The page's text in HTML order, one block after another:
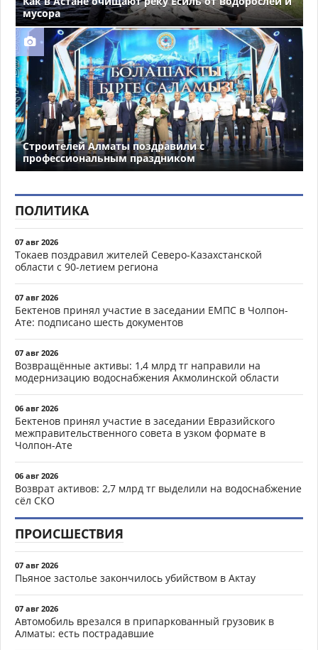
мусора
Строителей Алматы поздравили с
профессиональным праздником
ПОЛИТИКА
07 авг 2026
Токаев поздравил жителей Северо-Казахстанской
области с 90-летием региона
07 авг 2026
Бектенов принял участие в заседании ЕМПС в Чолпон-
Ате: подписано шесть документов
07 авг 2026
Возвращённые активы: 1,4 млрд тг направили на
модернизацию водоснабжения Акмолинской области
06 авг 2026
Бектенов принял участие в заседании Евразийского
межправительственного совета в узком формате в
Чолпон-Ате
06 авг 2026
Возврат активов: 2,7 млрд тг выделили на водоснабжение
сёл СКО
ПРОИСШЕСТВИЯ
07 авг 2026
Пьяное застолье закончилось убийством в Актау
07 авг 2026
Автомобиль врезался в припаркованный грузовик в
Алматы: есть пострадавшие